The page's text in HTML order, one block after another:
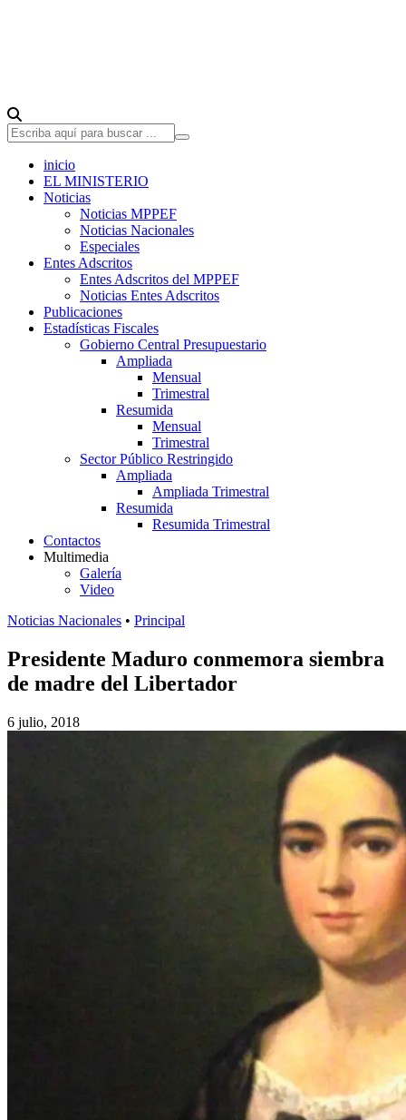
inicio
EL MINISTERIO
Noticias
Noticias MPPEF
Noticias Nacionales
Especiales
Entes Adscritos
Entes Adscritos del MPPEF
Noticias Entes Adscritos
Publicaciones
Estadísticas Fiscales
Gobierno Central Presupuestario
Ampliada
Mensual
Trimestral
Resumida
Mensual
Trimestral
Sector Público Restringido
Ampliada
Ampliada Trimestral
Resumida
Resumida Trimestral
Contactos
Multimedia
Galería
Video
Noticias Nacionales • Principal
Presidente Maduro conmemora siembra
de madre del Libertador
6 julio, 2018